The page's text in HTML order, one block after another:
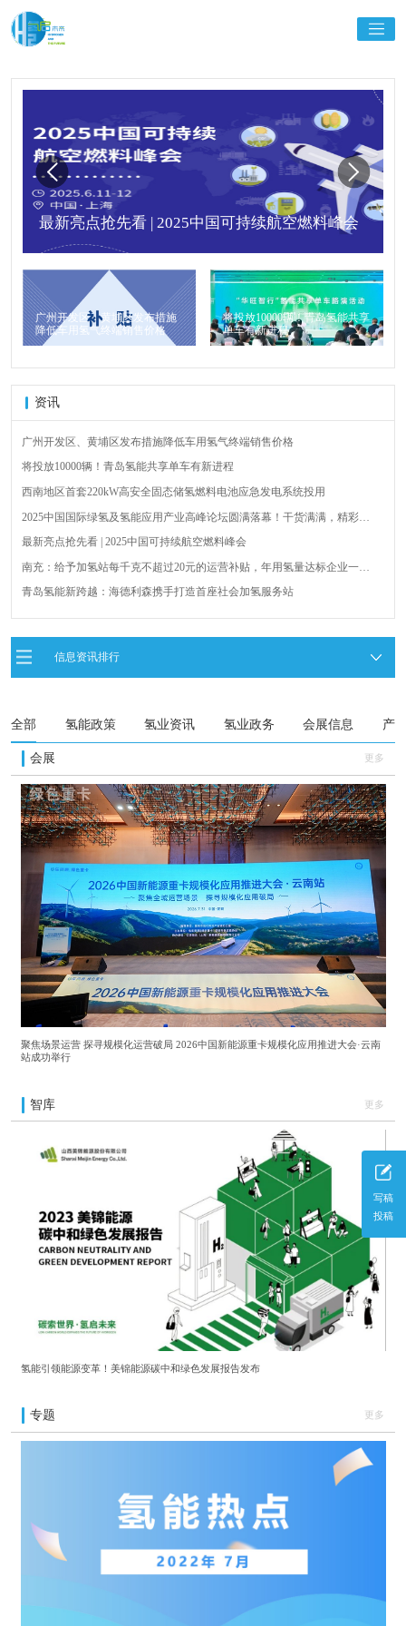
最新亮点抢先看 | 2025中国可持续航空燃料峰会
广州开发区、黄埔区发布措施
降低车用氢气终端销售价格
将投放10000辆！青岛氢能共享
单车有新进程
资讯
广州开发区、黄埔区发布措施降低车用氢气终端销售价格
将投放10000辆！青岛氢能共享单车有新进程
西南地区首套220kW高安全固态储氢燃料电池应急发电系统投用
2025中国国际绿氢及氢能应用产业高峰论坛圆满落幕！干货满满，精彩瞬
最新亮点抢先看 | 2025中国可持续航空燃料峰会
南充：给予加氢站每千克不超过20元的运营补贴，年用氢量达标企业一次
青岛氢能新跨越：海德利森携手打造首座社会加氢服务站
全球首台套！240吨氢能矿用刚性自卸车联合开发协议签署暨项目阶段开发
荷兰氢能产业联盟到访天德工业装备，与市区相关领导就威海文登区氢能
写稿
投稿
信息资讯排行
全部 氢能政策 氢业资讯 氢业政务 会展信息 产
会展 更多
聚焦场景运营 探寻规模化运营破局 2026中国新能源重卡规模化应用推进大会·云南
站成功举行
智库 更多
氢能引领能源变革！美锦能源碳中和绿色发展报告发布
专题 更多